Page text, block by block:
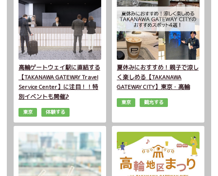
高輪ゲートウェイ駅に直結する
【TAKANAWA GATEWAY Travel
Service Center】に注目！！特
別イベントも開催♪
東京 体験する
夏休みにおすすめ！親子で涼し
く楽しめる【TAKANAWA
GATEWAY CITY】東京・高輪
東京 観光する